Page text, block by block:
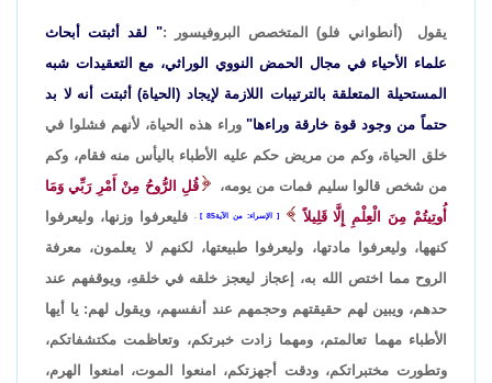
يقول (أنطواني فلو) المتخصص البروفيسور :" لقد أثبتت أبحاث
علماء الأحياء في مجال الحمض النووي الوراثي، مع التعقيدات شبه
المستحيلة المتعلقة بالترتيبات اللازمة لإيجاد (الحياة) أثبتت أنه لا بد
حتماً من وجود قوة خارقة وراءها"وراء هذه الحياة، لأنهم فشلوا في
خلق الحياة، وكم من مريض حكم عليه الأطباء باليأس منه فقام، وكم
من شخص قالوا سليم فمات من يومه،
قُلِ الرُّوحُ مِنْ أَمْرِ رَبِّي وَمَا
أُوتِيتُمْ مِنَ الْعِلْمِ إِلَّا قَلِيلاً
الإسراء: من الآية85 .
فليعرفوا وزنها، وليعرفوا
كنهها، وليعرفوا مادتها، وليعرفوا طبيعتها، لكنهم لا يعلمون، معرفة
الروح مما اختص الله به، إعجاز ليعجز خلقه في خلقهِ، ويوقفهم عند
حدهم، ويبين لهم حقيقتهم وحجمهم عند أنفسهم، ويقول لهم: يا أيها
الأطباء مهما تعالمتم، ومهما زادت خبرتكم، وتعاظمت مكتشفاتكم،
وتطورت مختبراتكم، ودقت أجهزتكم، امنعوا الموت، امنعوا الهرم،